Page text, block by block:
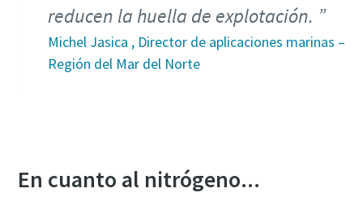
reducen la huella de explotación.
Michel Jasica , Director de aplicaciones marinas –
Región del Mar del Norte
En cuanto al nitrógeno...